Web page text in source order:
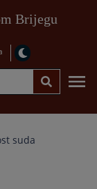
Brijegu
suda